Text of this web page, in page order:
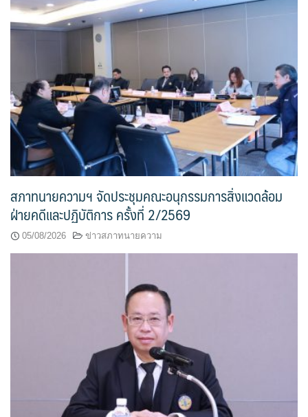
สภาทนายความฯ จัดประชุมคณะอนุกรรมการสิ่งแวดล้อม
ฝ่ายคดีและปฏิบัติการ ครั้งที่ 2/2569
05/08/2026 ข่าวสภาทนายความ